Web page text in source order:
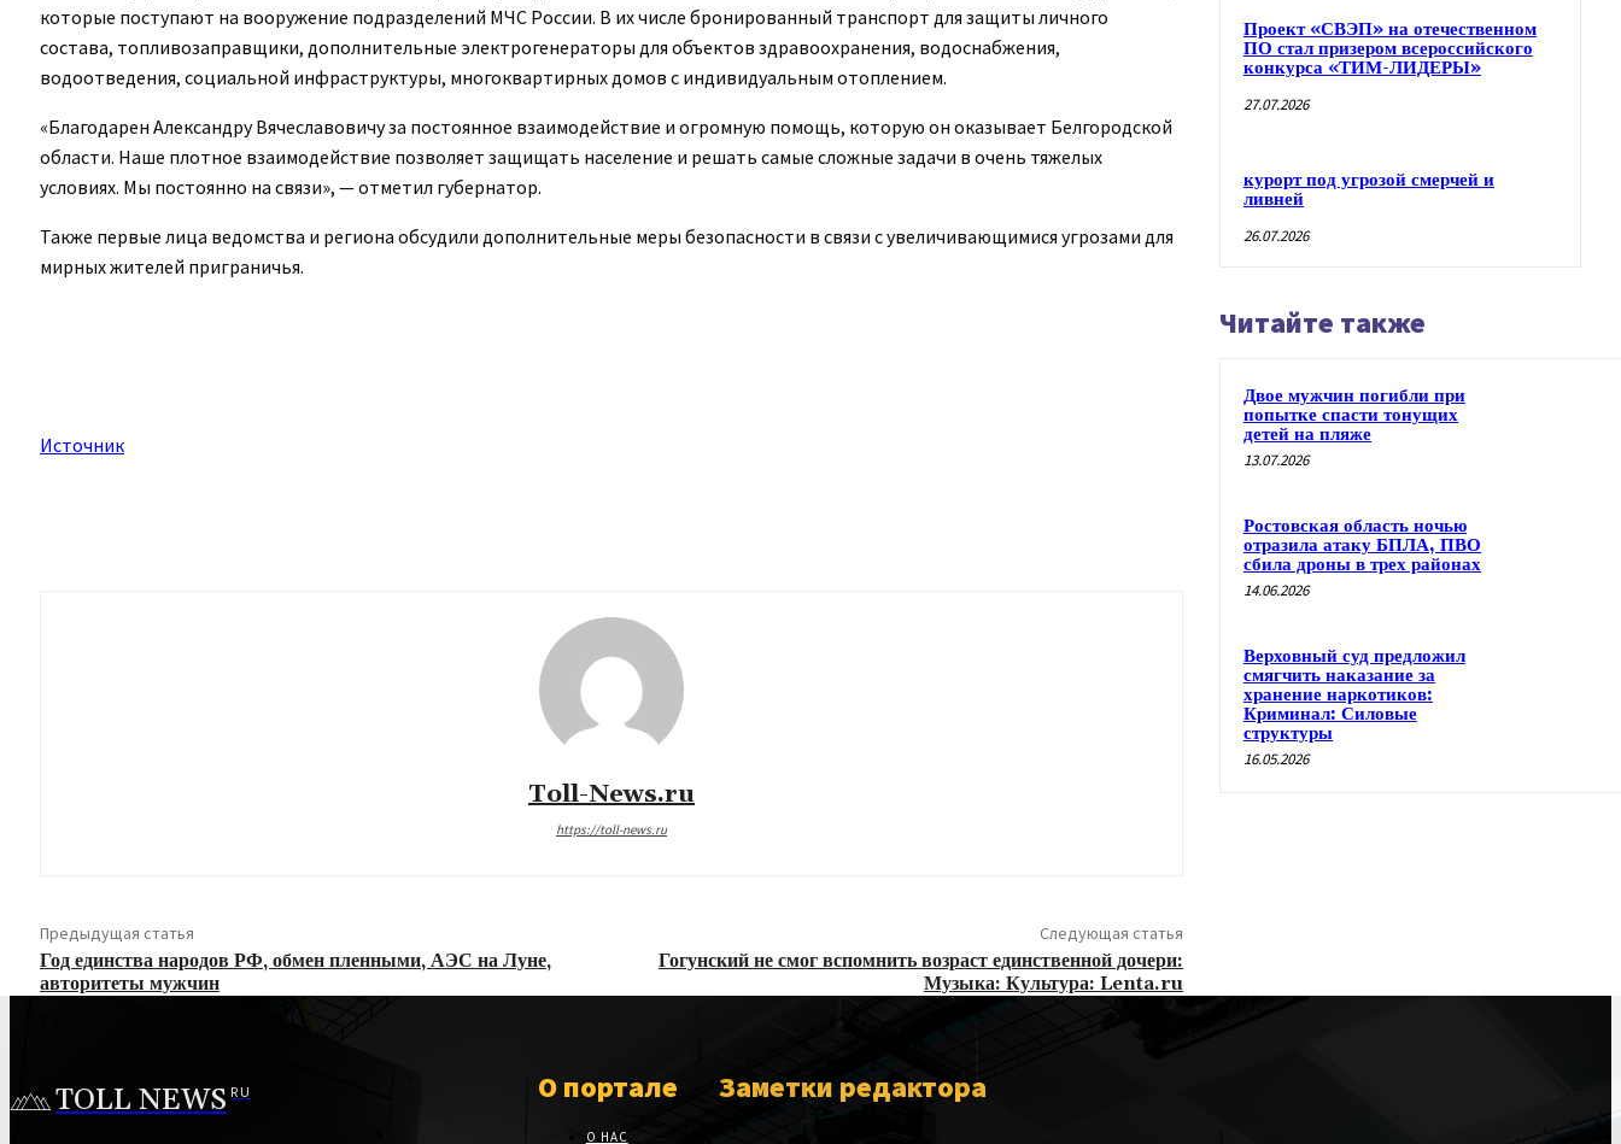
которые поступают на вооружение подразделений МЧС России. В их числе бронированный транспорт для защиты личного
состава, топливозаправщики, дополнительные электрогенераторы для объектов здравоохранения, водоснабжения,
водоотведения, социальной инфраструктуры, многоквартирных домов с индивидуальным отоплением.
«Благодарен Александру Вячеславовичу за постоянное взаимодействие и огромную помощь, которую он оказывает Белгородской
области. Наше плотное взаимодействие позволяет защищать население и решать самые сложные задачи в очень тяжелых
условиях. Мы постоянно на связи», — отметил губернатор.
Также первые лица ведомства и региона обсудили дополнительные меры безопасности в связи с увеличивающимися угрозами для
мирных жителей приграничья.
Источник
Toll-News.ru
https://toll-news.ru
Предыдущая статья
Год единства народов РФ, обмен пленными, АЭС на Луне,
авторитеты мужчин
Следующая статья
Гогунский не смог вспомнить возраст единственной дочери:
Музыка: Культура: Lenta.ru
Проект «СВЭП» на отечественном
ПО стал призером всероссийского
конкурса «ТИМ-ЛИДЕРЫ»
27.07.2026
курорт под угрозой смерчей и
ливней
26.07.2026
Читайте также
Двое мужчин погибли при
попытке спасти тонущих
детей на пляже
13.07.2026
Ростовская область ночью
отразила атаку БПЛА, ПВО
сбила дроны в трех районах
14.06.2026
Верховный суд предложил
смягчить наказание за
хранение наркотиков:
Криминал: Силовые
структуры
16.05.2026
TOLL NEWS RU О портале
О НАС
Заметки редактора